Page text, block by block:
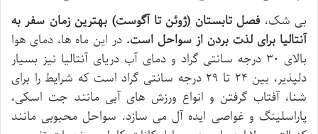
بی شک، فصل تابستان (ژوئن تا آگوست) بهترین زمان سفر به
آنتالیا برای لذت بردن از سواحل است. در این ماه ها، دمای هوا
بالای ۳۰ درجه سانتی گراد و دمای آب دریای آنتالیا نیز بسیار
دلپذیر، بین ۲۴ تا ۲۹ درجه سانتی گراد است که شرایط را برای
شنا، آفتاب گرفتن و انواع ورزش های آبی مانند جت اسکی،
پاراسلینگ و غواصی ایده آل می سازد. سواحل محبوبی مانند